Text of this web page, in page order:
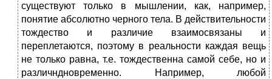
существуют только в мышлении, как, например,
понятие абсолютно черного тела. В действительности
тождество и различие взаимосвязаны и
переплетаются, поэтому в реальности каждая вещь
не только равна, т.е. тождественна самой себе, но и
различндновременно. Например, любой